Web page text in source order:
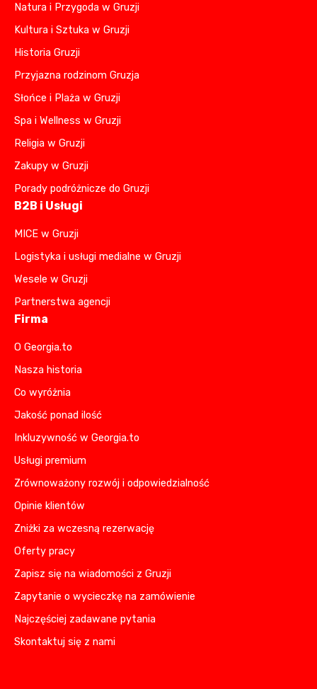
Natura i Przygoda w Gruzji
Kultura i Sztuka w Gruzji
Historia Gruzji
Przyjazna rodzinom Gruzja
Słońce i Plaża w Gruzji
Spa i Wellness w Gruzji
Religia w Gruzji
Zakupy w Gruzji
Porady podróżnicze do Gruzji
B2B i Usługi
MICE w Gruzji
Logistyka i usługi medialne w Gruzji
Wesele w Gruzji
Partnerstwa agencji
Firma
O Georgia.to
Nasza historia
Co wyróżnia
Jakość ponad ilość
Inkluzywność w Georgia.to
Usługi premium
Zrównoważony rozwój i odpowiedzialność
Opinie klientów
Zniżki za wczesną rezerwację
Oferty pracy
Zapisz się na wiadomości z Gruzji
Zapytanie o wycieczkę na zamówienie
Najczęściej zadawane pytania
Skontaktuj się z nami